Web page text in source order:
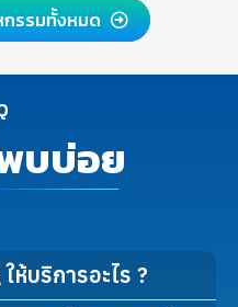
กรรมทั้งหมด
บบ่อย
ห้บริการอะไร ?